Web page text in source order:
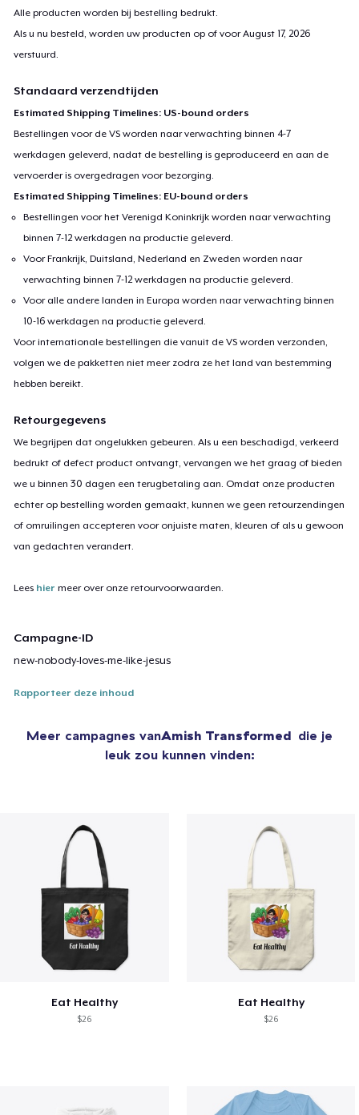
Alle producten worden bij bestelling bedrukt.
Als u nu besteld, worden uw producten op of voorAugust 17, 2026
verstuurd.
Standaard verzendtijden
Estimated Shipping Timelines: US-bound orders
Bestellingen voor de VS worden naar verwachting binnen 4-7
werkdagen geleverd, nadat de bestelling is geproduceerd en aan de
vervoerder is overgedragen voor bezorging.
Estimated Shipping Timelines: EU-bound orders
Bestellingen voor het Verenigd Koninkrijk worden naar verwachting
binnen 7-12 werkdagen na productie geleverd.
Voor Frankrijk, Duitsland, Nederland en Zweden worden naar
verwachting binnen 7-12 werkdagen na productie geleverd.
Voor alle andere landen in Europa worden naar verwachting binnen
10-16 werkdagen na productie geleverd.
Voor internationale bestellingen die vanuit de VS worden verzonden,
volgen we de pakketten niet meer zodra ze het land van bestemming
hebben bereikt.
Retourgegevens
We begrijpen dat ongelukken gebeuren. Als u een beschadigd, verkeerd
bedrukt of defect product ontvangt, vervangen we het graag of bieden
we u binnen 30 dagen een terugbetaling aan. Omdat onze producten
echter op bestelling worden gemaakt, kunnen we geen retourzendingen
of omruilingen accepteren voor onjuiste maten, kleuren of als u gewoon
van gedachten verandert.
Lees hier meer over onze retourvoorwaarden.
Campagne-ID
new-nobody-loves-me-like-jesus
Rapporteer deze inhoud
Meer campagnes vanAmish Transformed die je
leuk zou kunnen vinden:
Eat Healthy
$26
Eat Healthy
$26